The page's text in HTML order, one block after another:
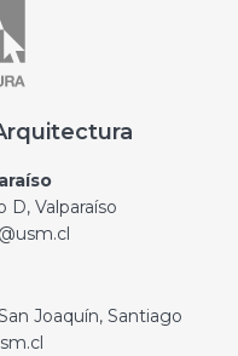
D, Valparaíso
Joaquín, Santiago